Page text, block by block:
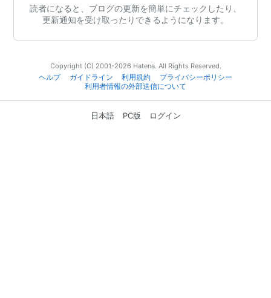
読者になると、ブログの更新を簡単にチェックしたり、
更新通知を受け取ったりできるようになります。
Copyright (C) 2001-2026 Hatena. All Rights Reserved.
ヘルプ
ガイドライン 利用規約
プライバシーポリシー
利用者情報の外部送信について
日本語 PC版 ログイン